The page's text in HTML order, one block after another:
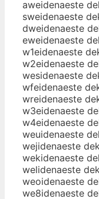
aweidenaeste
sweidenaeste
dweidenaeste
eweidenaeste
w1eidenaeste
w2eidenaeste
wesidenaeste
wfeidenaeste
wreidenaeste
w3eidenaeste
w4eidenaeste
weuidenaeste
wejidenaeste
wekidenaeste
welidenaeste
weoidenaeste
we8idenaeste